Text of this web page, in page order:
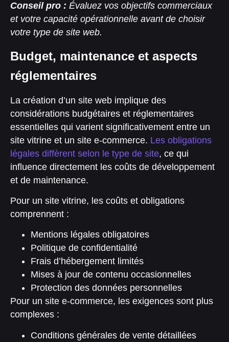
Conseil pro : Évaluez vos objectifs commerciaux
et votre capacité opérationnelle avant de choisir
votre type de site web.
Budget, maintenance et aspects
réglementaires
La création d’un site web implique des
considérations budgétaires et réglementaires
essentielles qui varient significativement entre un
site vitrine et un site e-commerce. Les obligations
légales diffèrent selon le type de site, ce qui
influence directement les coûts de développement
et de maintenance.
Pour un site vitrine, les coûts et obligations
comprennent :
Mentions légales obligatoires
Politique de confidentialité
Frais d’hébergement limités
Mises à jour de contenu occasionnelles
Protection des données personnelles
Pour un site e-commerce, les exigences sont plus
complexes :
Conditions générales de vente détaillées